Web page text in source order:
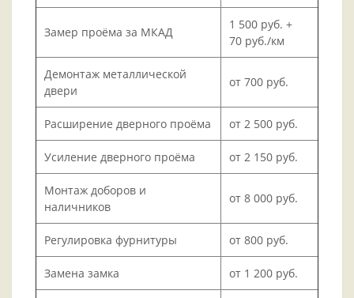
Замер проёма за МКАД
1 500 руб. +
70 руб./км
Демонтаж металлической
двери
от 700 руб.
Расширение дверного проёма от 2 500 руб.
Усиление дверного проёма от 2 150 руб.
Монтаж доборов и
наличников
от 8 000 руб.
Регулировка фурнитуры от 800 руб.
Замена замка от 1 200 руб.